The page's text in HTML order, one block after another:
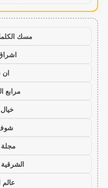
مسك
مرابع
خيال
مجلة
الشرقية
عالم